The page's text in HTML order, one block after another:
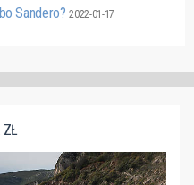
Sandero?2022-01-17
ZŁ